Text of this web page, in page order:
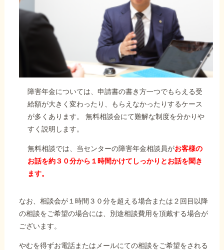
障害年金については、申請書の書き方一つでもらえる受
給額が大きく変わったり、もらえなかったりするケース
が多くあります。 無料相談会にて難解な制度を分かりや
すく説明します。
無料相談では、当センターの障害年金相談員がお客様の
お話を約３０分から１時間かけてしっかりとお話を聞き
ます。
なお、相談会が１時間３０分を超える場合または２回目以降
の相談をご希望の場合には、別途相談費用を頂戴する場合が
ございます。
やむを得ずお電話またはメールにての相談をご希望をされる